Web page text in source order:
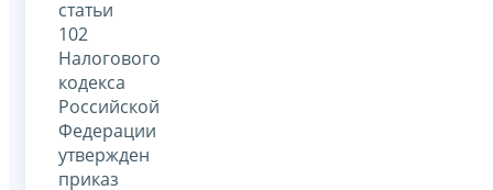
статьи
102
Налогового
кодекса
Российской
Федерации
утвержден
приказ